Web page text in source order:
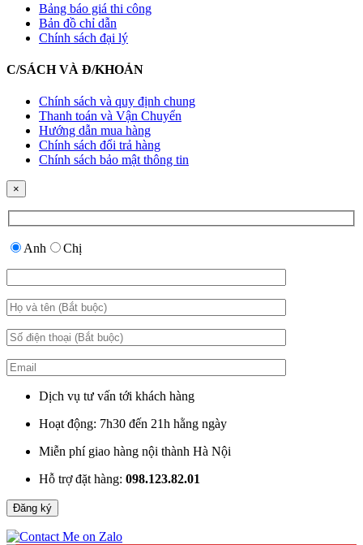
Bảng báo giá thi công
Bản đồ chỉ dẫn
Chính sách đại lý
C/SÁCH VÀ Đ/KHOẢN
Chính sách và quy định chung
Thanh toán và Vận Chuyển
Hướng dẫn mua hàng
Chính sách đổi trả hàng
Chính sách bảo mật thông tin
×
Anh Chị
Dịch vụ tư vấn tới khách hàng
Hoạt động: 7h30 đến 21h hằng ngày
Miễn phí giao hàng nội thành Hà Nội
Hỗ trợ đặt hàng: 098.123.82.01